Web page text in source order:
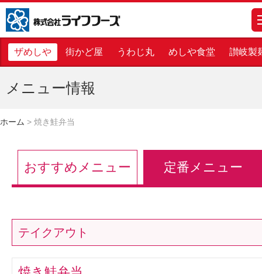
株式会社ライフフーズ
ザめしや 街かど屋 うわじ丸 めしや食堂 讃岐製
メニュー情報
ホーム > 焼き鮭弁当
おすすめメニュー 定番メニュー
テイクアウト